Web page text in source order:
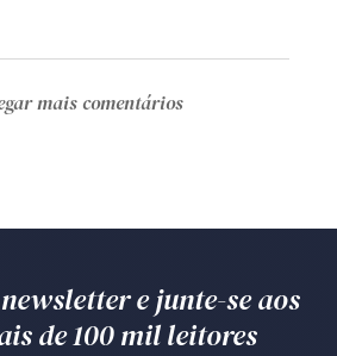
mais comentários
e junte-se aos
de 100 mil leitores